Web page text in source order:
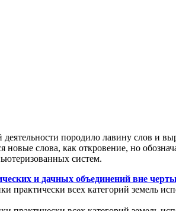
породило лавину слов и
слова, как откровение, но
систем.
и дачных объединений вне
всех категорий земель